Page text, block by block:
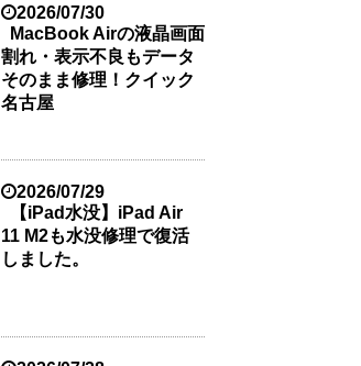
2026/07/30
MacBook Airの液晶画面
割れ・表示不良もデータ
そのまま修理！クイック
名古屋
2026/07/29
【iPad水没】iPad Air
11 M2も水没修理で復活
しました。